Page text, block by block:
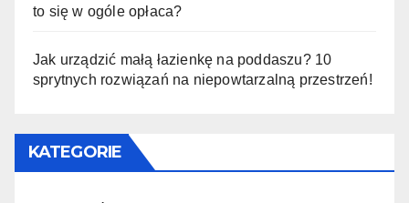
to się w ogóle opłaca?
Jak urządzić małą łazienkę na poddaszu? 10
sprytnych rozwiązań na niepowtarzalną przestrzeń!
KATEGORIE